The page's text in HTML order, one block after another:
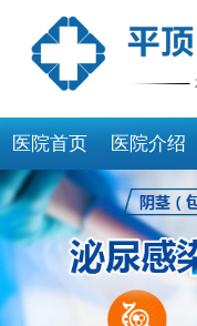
医院首页 医院介绍